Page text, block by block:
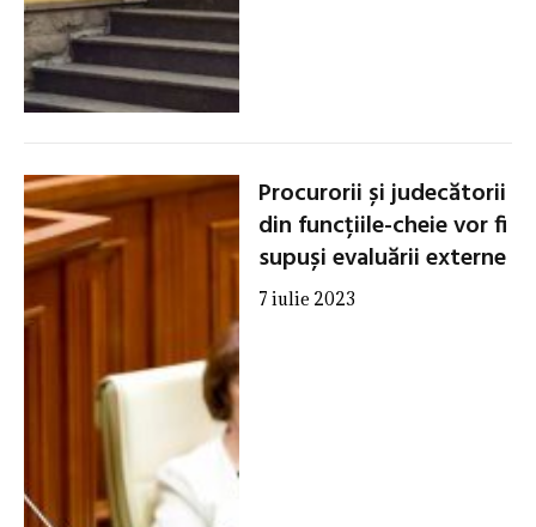
Procurorii și judecătorii
din funcțiile-cheie vor fi
supuși evaluării externe
7 iulie 2023